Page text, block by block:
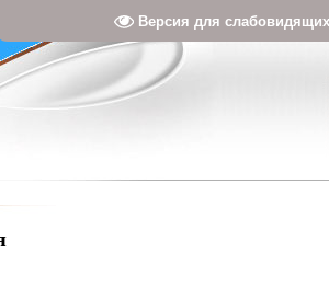
Версия для слабовидящих